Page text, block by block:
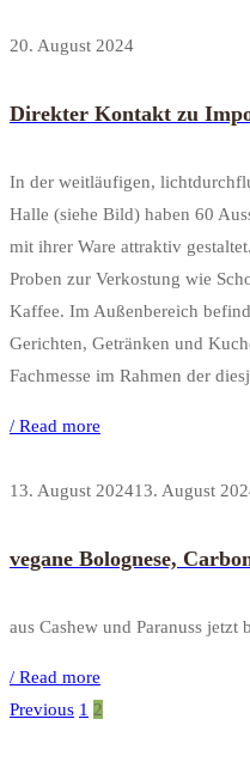
20. August 2024
Direkter Kontakt zu
In der weitläufigen,
Halle (siehe Bild) haben 60
mit ihrer Ware attraktiv
Proben zur Verkostung wie
Kaffee. Im Außenbereich
Gerichten, Getränken und
Fachmesse im Rahmen der
/ Read more
13. August 202413. August
vegane Bolognese,
aus Cashew und Paranuss jetzt
/ Read more
Previous 1 2